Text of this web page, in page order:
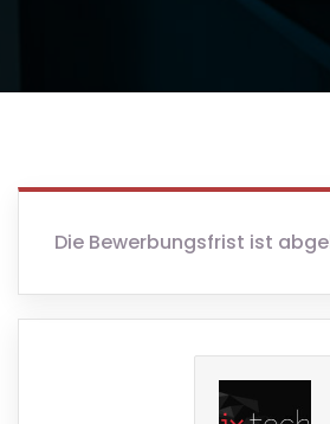
Die Bewerbungsfrist ist